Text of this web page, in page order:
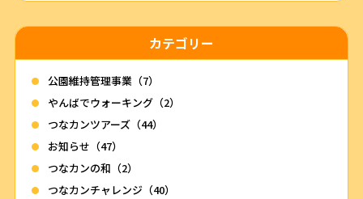
カテゴリー
公園維持管理事業（7）
やんばでウォーキング（2）
つなカンツアーズ（44）
お知らせ（47）
つなカンの和（2）
つなカンチャレンジ（40）